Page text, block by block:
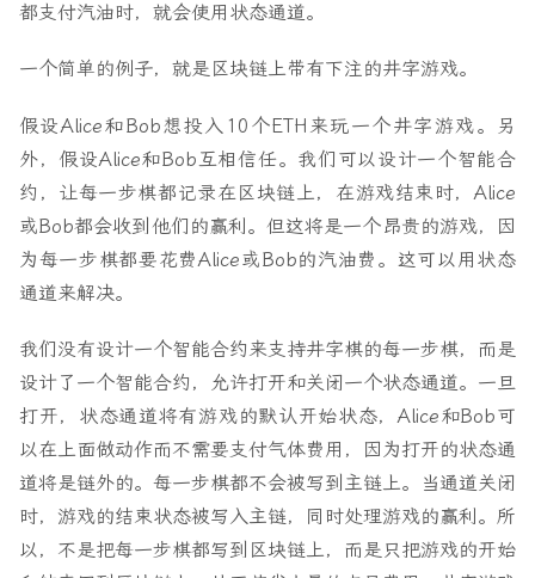
都支付汽油时，就会使用状态通道。
一个简单的例子，就是区块链上带有下注的井字游戏。
假设Alice和Bob想投入10个ETH来玩一个井字游戏。另
外，假设Alice和Bob互相信任。我们可以设计一个智能合
约，让每一步棋都记录在区块链上，在游戏结束时，Alice
或Bob都会收到他们的赢利。但这将是一个昂贵的游戏，因
为每一步棋都要花费Alice或Bob的汽油费。这可以用状态
通道来解决。
我们没有设计一个智能合约来支持井字棋的每一步棋，而是
设计了一个智能合约，允许打开和关闭一个状态通道。一旦
打开，状态通道将有游戏的默认开始状态，Alice和Bob可
以在上面做动作而不需要支付气体费用，因为打开的状态通
道将是链外的。每一步棋都不会被写到主链上。当通道关闭
时，游戏的结束状态被写入主链，同时处理游戏的赢利。所
以，不是把每一步棋都写到区块链上，而是只把游戏的开始